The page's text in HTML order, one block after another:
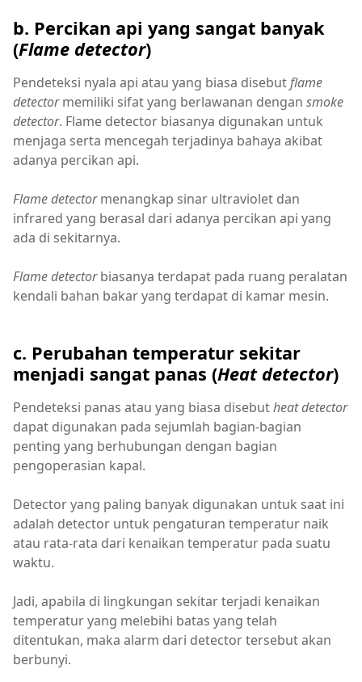
b. Percikan api yang sangat banyak
(Flame detector)
Pendeteksi nyala api atau yang biasa disebutflame
detectormemiliki sifat yang berlawanan dengan smoke
detector. Flame detector biasanya digunakan untuk
menjaga serta mencegah terjadinya bahaya akibat
adanya percikan api.
Flame detectormenangkap sinar ultraviolet dan
infrared yang berasal dari adanya percikan api yang
ada di sekitarnya.
Flame detectorbiasanya terdapat pada ruang peralatan
kendali bahan bakar yang terdapat di kamar mesin.
c. Perubahan temperatur sekitar
menjadi sangat panas (Heat detector)
Pendeteksi panas atau yang biasa disebutheat detector
dapat digunakan pada sejumlah bagian-bagian
penting yang berhubungan dengan bagian
pengoperasian kapal.
Detector yang paling banyak digunakan untuk saat ini
adalah detector untuk pengaturan temperatur naik
atau rata-rata dari kenaikan temperatur pada suatu
waktu.
Jadi, apabila di lingkungan sekitar terjadi kenaikan
temperatur yang melebihi batas yang telah
ditentukan, maka alarm dari detector tersebut akan
berbunyi.